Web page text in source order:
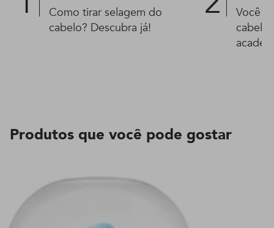
Como tirar selagem do
cabelo? Descubra já!
Você
Produtos que você pode gostar